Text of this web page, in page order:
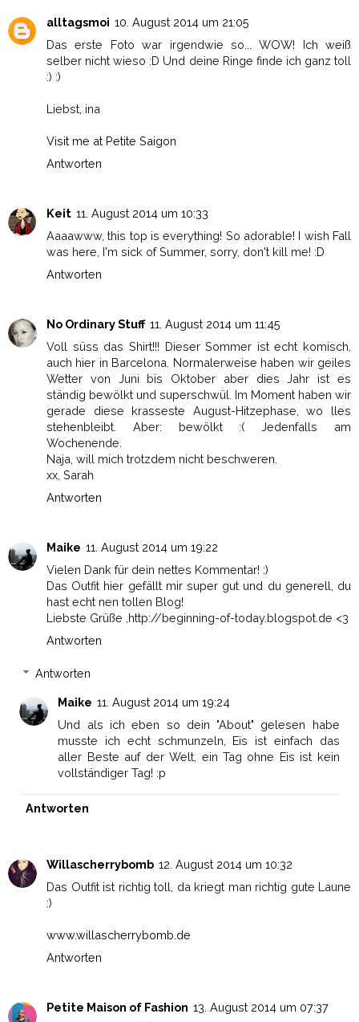
alltagsmoi 10. August 2014 um 21:05
Das erste Foto war irgendwie so... WOW! Ich weiß
selber nicht wieso :D Und deine Ringe finde ich ganz toll
:) :)
Liebst, ina
Visit me at Petite Saigon
Antworten
Keit 11. August 2014 um 10:33
Aaaawww, this top is everything! So adorable! I wish Fall
was here, I'm sick of Summer, sorry, don't kill me! :D
Antworten
No Ordinary Stuff 11. August 2014 um 11:45
Voll süss das Shirt!!! Dieser Sommer ist echt komisch,
auch hier in Barcelona. Normalerweise haben wir geiles
Wetter von Juni bis Oktober aber dies Jahr ist es
ständig bewölkt und superschwül. Im Moment haben wir
gerade diese krasseste August-Hitzephase, wo lles
stehenbleibt. Aber: bewölkt :( Jedenfalls am
Wochenende.
Naja, will mich trotzdem nicht beschweren.
xx, Sarah
Antworten
Maike 11. August 2014 um 19:22
Vielen Dank für dein nettes Kommentar! :)
Das Outfit hier gefällt mir super gut und du generell, du
hast echt nen tollen Blog!
Liebste Grüße ,http://beginning-of-today.blogspot.de <3
Antworten
Antworten
Maike 11. August 2014 um 19:24
Und als ich eben so dein "About" gelesen habe
musste ich echt schmunzeln, Eis ist einfach das
aller Beste auf der Welt, ein Tag ohne Eis ist kein
vollständiger Tag! :p
Antworten
Willascherrybomb 12. August 2014 um 10:32
Das Outfit ist richtig toll, da kriegt man richtig gute Laune
:)
www.willascherrybomb.de
Antworten
Petite Maison of Fashion 13. August 2014 um 07:37